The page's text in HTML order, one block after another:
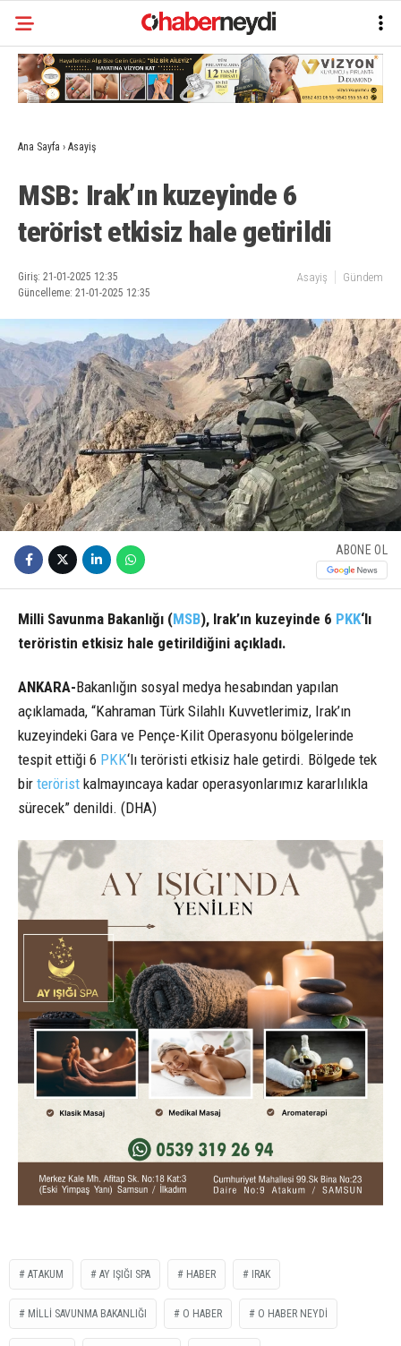
Ana Sayfa › Asayiş
MSB: Irak’ın kuzeyinde 6
terörist etkisiz hale getirildi
Giriş: 21-01-2025 12:35
Güncelleme: 21-01-2025 12:35
Asayiş Gündem
ABONE OL
Milli Savunma Bakanlığı (MSB), Irak’ın kuzeyinde 6 PKK‘lı
teröristin etkisiz hale getirildiğini açıkladı.
ANKARA-Bakanlığın sosyal medya hesabından yapılan
açıklamada, “Kahraman Türk Silahlı Kuvvetlerimiz, Irak’ın
kuzeyindeki Gara ve Pençe-Kilit Operasyonu bölgelerinde
tespit ettiği 6 PKK‘lı teröristi etkisiz hale getirdi. Bölgede tek
bir terörist kalmayıncaya kadar operasyonlarımız kararlılıkla
sürecek” denildi. (DHA)
ATAKUM AY IŞIĞI SPA HABER IRAK
MİLLİ SAVUNMA BAKANLIĞI O HABER O HABER NEYDİ